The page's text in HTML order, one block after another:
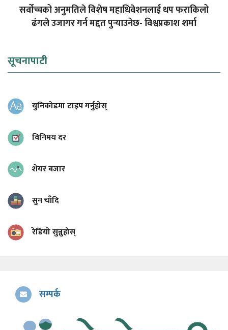
सर्वोच्चको अनुमतिले विशेष महाधिवेशनलाई थप फराकिलो
ढंगले उजागर गर्न मद्दत पुर्‍याउनेछ- विश्वप्रकाश शर्मा
सूचनापाटी
युनिकोडमा टाइप गर्नुहोस्
विनिमय दर
शेयर बजार
सुन चाँदि
रेडियो सुन्नुहोस्
सम्पर्क